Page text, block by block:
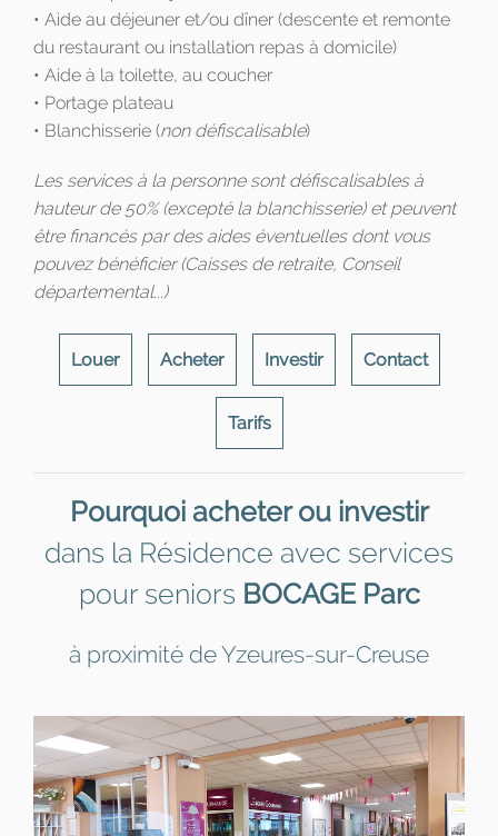
• Aide au déjeuner et/ou dîner (descente et remonte
du restaurant ou installation repas à domicile)
• Aide à la toilette, au coucher
• Portage plateau
• Blanchisserie (non défiscalisable)
Les services à la personne sont défiscalisables à
hauteur de 50% (excepté la blanchisserie) et peuvent
être financés par des aides éventuelles dont vous
pouvez bénéficier (Caisses de retraite, Conseil
départemental...)
Louer Acheter Investir Contact
Tarifs
Pourquoi acheter ou investir
dans la Résidence avec services
pour seniors BOCAGE Parc
à proximité de Yzeures-sur-Creuse